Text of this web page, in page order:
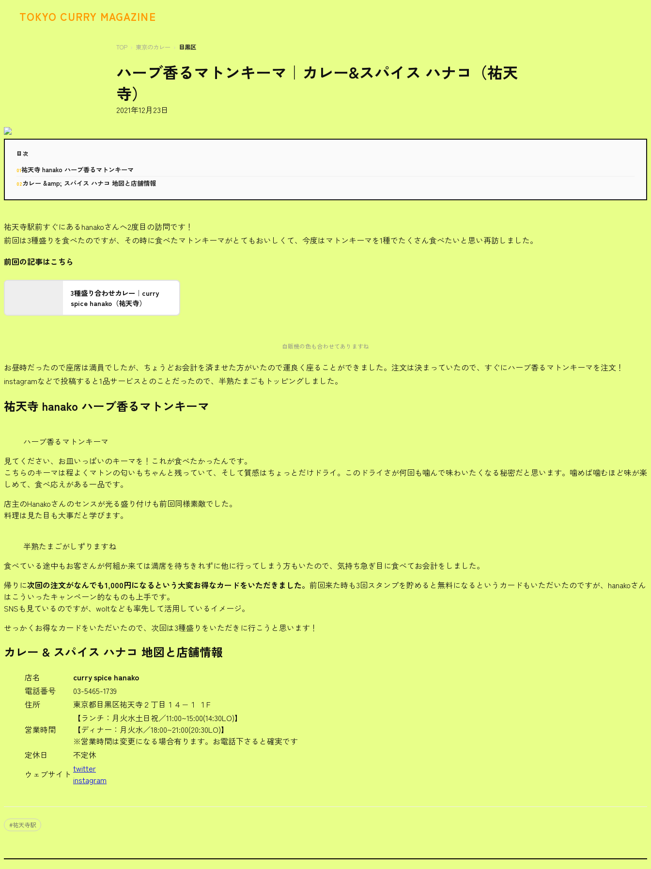
TOKYO CURRY MAGAZINE
TOP 東京のカレー 目黒区
ハーブ香るマトンキーマ｜カレー&スパイス ハナコ（祐天
寺）
2021年12月23日
目次
祐天寺 hanako ハーブ香るマトンキーマ
カレー &amp; スパイス ハナコ 地図と店舗情報
祐天寺駅前すぐにあるhanakoさんへ2度目の訪問です！
前回は3種盛りを食べたのですが、その時に食べたマトンキーマがとてもおいしくて、今度はマトンキーマを1種でたくさん食べたいと思い再訪しました。
前回の記事はこちら
3種盛り合わせカレー｜curry
spice hanako（祐天寺）
自販機の色も合わせてありますね
お昼時だったので座席は満員でしたが、ちょうどお会計を済ませた方がいたので運良く座ることができました。注文は決まっていたので、すぐにハーブ香るマトンキーマを注文！
instagramなどで投稿すると1品サービスとのことだったので、半熟たまごもトッピングしました。
祐天寺 hanako ハーブ香るマトンキーマ
ハーブ香るマトンキーマ
見てください、お皿いっぱいのキーマを！これが食べたかったんです。
こちらのキーマは程よくマトンの匂いもちゃんと残っていて、そして質感はちょっとだけドライ。このドライさが何回も噛んで味わいたくなる秘密だと思います。噛めば噛むほど味が楽
しめて、食べ応えがある一品です。
店主のHanakoさんのセンスが光る盛り付けも前回同様素敵でした。
料理は見た目も大事だと学びます。
半熟たまごがしずりますね
食べている途中もお客さんが何組か来ては満席を待ちきれずに他に行ってしまう方もいたので、気持ち急ぎ目に食べてお会計をしました。
帰りに次回の注文がなんでも1,000円になるという大変お得なカードをいただきました。 前回来た時も3回スタンプを貯めると無料になるというカードもいただいたのですが、hanakoさん
はこういったキャンペーン的なものも上手です。
SNSも見ているのですが、woltなども率先して活用しているイメージ。
せっかくお得なカードをいただいたので、次回は3種盛りをいただきに行こうと思います！
カレー & スパイス ハナコ 地図と店舗情報
店名
curry spice hanako
電話番号
03-5465-1739
住所
東京都目黒区祐天寺２丁目１４−１ １F
営業時間
【ランチ：月火水土日祝／11:00~15:00(14:30LO)】
【ディナー：月火水／18:00~21:00(20:30LO)】
※営業時間は変更になる場合有ります。お電話下さると確実です
定休日
不定休
ウェブサイト twitter
instagram
#祐天寺駅